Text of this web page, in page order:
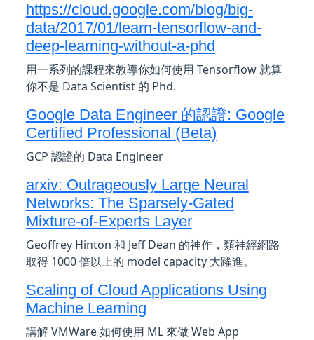
https://cloud.google.com/blog/big-
data/2017/01/learn-tensorflow-and-
deep-learning-without-a-phd
用一系列的課程來教導你如何使用 Tensorflow 就算
你不是 Data Scientist 的 Phd.
Google Data Engineer 的認證: Google
Certified Professional (Beta)
GCP 認證的 Data Engineer
arxiv: Outrageously Large Neural
Networks: The Sparsely-Gated
Mixture-of-Experts Layer
Geoffrey Hinton 和 Jeff Dean 的神作，類神經網路
取得 1000 倍以上的 model capacity 大躍進。
Scaling of Cloud Applications Using
Machine Learning
講解 VMWare 如何使用 ML 來做 Web App